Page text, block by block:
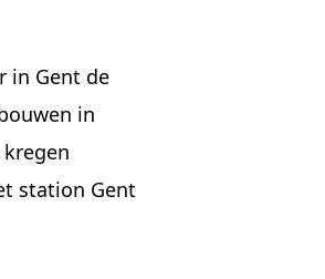
in Gent de
in
station Gent